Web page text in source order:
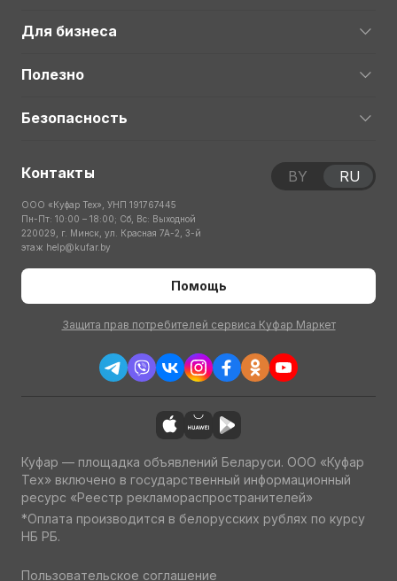
Для бизнеса
Полезно
Безопасность
Контакты
ООО «Куфар Тех», УНП 191767445
Пн-Пт: 10:00 – 18:00; Сб, Вс: Выходной
220029, г. Минск, ул. Красная 7А-2, 3-й
этаж help@kufar.by
Помощь
Защита прав потребителей сервиса Куфар Маркет
BY RU
Куфар — площадка объявлений Беларуси. ООО «Куфар
Тех» включено в государственный информационный
ресурс «Реестр рекламораспространителей»
*Оплата производится в белорусских рублях по курсу
НБ РБ.
Пользовательское соглашение